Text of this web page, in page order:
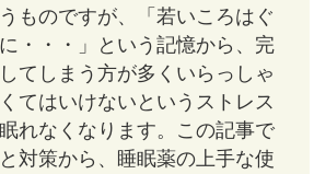
ものですが、「若いころはぐ
・・・」という記憶から、完
てしまう方が多くいらっしゃ
てはいけないというストレス
れなくなります。この記事で
対策から、睡眠薬の上手な使